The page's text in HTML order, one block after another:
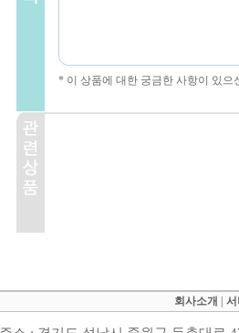
* 이 상품에 대한 궁금한 사항이 있
회사소개